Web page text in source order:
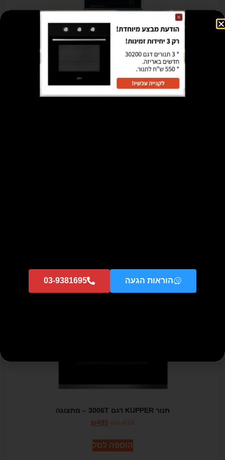
משטח צליה ברביקיו קרמי Kuppersbusch דגם EGS 304 – מתצוגה
7,343
₪895
תנור KUPPER דגם 3006T – מתצוגה
₪495
הוספה לסל
הוראות הגעה 03-9381695